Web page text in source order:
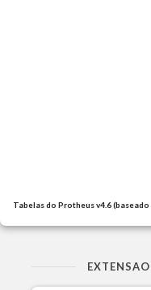
Tabelas do Protheus v4.6